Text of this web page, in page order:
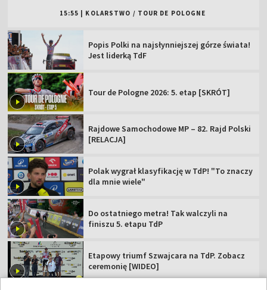
15:55 KOLARSTWO / TOUR DE POLOGNE
Popis Polki na najsłynniejszej górze świata!
Jest liderką TdF
Tour de Pologne 2026: 5. etap [SKRÓT]
Rajdowe Samochodowe MP – 82. Rajd Polski
[RELACJA]
Polak wygrał klasyfikację w TdP! "To znaczy
dla mnie wiele"
Do ostatniego metra! Tak walczyli na
finiszu 5. etapu TdP
Etapowy triumf Szwajcara na TdP. Zobacz
ceremonię [WIDEO]